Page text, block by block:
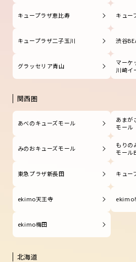
キュープラザ恵比寿 キュー
キュープラザ二子玉川 渋谷
グラッセリア青山
マーケ
川崎イ
関西圏
あべのキューズモール
あまが
モール
みのおキューズモール
もりの
モール
東急プラザ新長田 キュー
ekimo天王寺 ekimo
ekimo梅田
北海道